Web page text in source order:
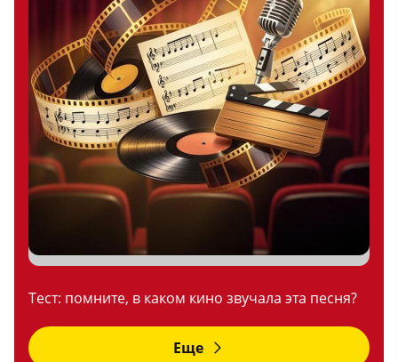
Тест: помните, в каком кино звучала эта песня?
Еще